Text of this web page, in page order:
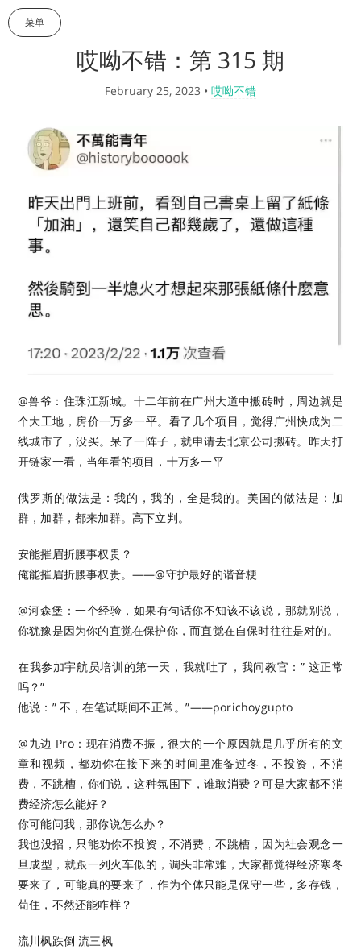
菜单
哎呦不错：第 315 期
February 25, 2023 • 哎呦不错
@兽爷：住珠江新城。十二年前在广州大道中搬砖时，周边就是
个大工地，房价一万多一平。看了几个项目，觉得广州快成为二
线城市了，没买。呆了一阵子，就申请去北京公司搬砖。昨天打
开链家一看，当年看的项目，十万多一平 ​​​
俄罗斯的做法是：我的，我的，全是我的。美国的做法是：加
群，加群，都来加群。高下立判。
安能摧眉折腰事权贵？
俺能摧眉折腰事权贵。——@守护最好的谐音梗 ​​​
@河森堡：一个经验，如果有句话你不知该不该说，那就别说，
你犹豫是因为你的直觉在保护你，而直觉在自保时往往是对的。 ​​​
在我参加宇航员培训的第一天，我就吐了，我问教官：” 这正常
吗？”
他说：” 不，在笔试期间不正常。”——porichoygupto ​​​
@九边 Pro：现在消费不振，很大的一个原因就是几乎所有的文
章和视频，都劝你在接下来的时间里准备过冬，不投资，不消
费，不跳槽，你们说，这种氛围下，谁敢消费？可是大家都不消
费经济怎么能好？
你可能问我，那你说怎么办？
我也没招，只能劝你不投资，不消费，不跳槽，因为社会观念一
旦成型，就跟一列火车似的，调头非常难，大家都觉得经济寒冬
要来了，可能真的要来了，作为个体只能是保守一些，多存钱，
苟住，不然还能咋样？
流川枫跌倒 流三枫